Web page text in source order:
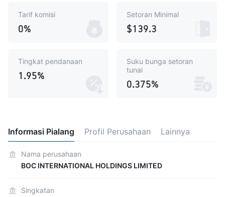
Tarif komisi
0%
Setoran Minimal
$139.3
Tingkat pendanaan
1.95%
Suku bunga setoran
tunai
0.375%
Informasi Pialang Profil Perusahaan Lainnya
Nama perusahaan
BOC INTERNATIONAL HOLDINGS LIMITED
Singkatan